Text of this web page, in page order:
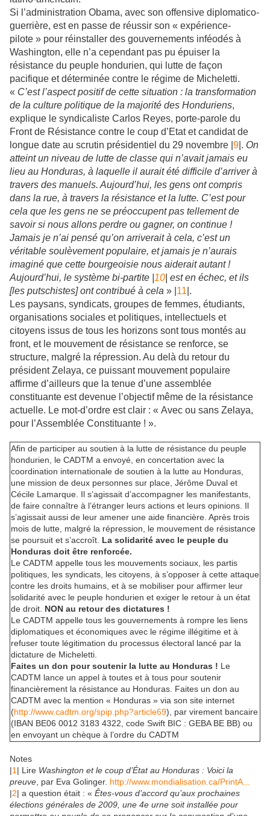
Si l’administration Obama, avec son offensive diplomatico-
guerrière, est en passe de réussir son « expérience-
pilote » pour réinstaller des gouvernements inféodés à
Washington, elle n’a cependant pas pu épuiser la
résistance du peuple hondurien, qui lutte de façon
pacifique et déterminée contre le régime de Micheletti.
« C’est l’aspect positif de cette situation : la transformation
de la culture politique de la majorité des Honduriens,
explique le syndicaliste Carlos Reyes, porte-parole du
Front de Résistance contre le coup d’Etat et candidat de
longue date au scrutin présidentiel du 29 novembre | 9 |. On
atteint un niveau de lutte de classe qui n’avait jamais eu
lieu au Honduras, à laquelle il aurait été difficile d’arriver à
travers des manuels. Aujourd’hui, les gens ont compris
dans la rue, à travers la résistance et la lutte. C’est pour
cela que les gens ne se préoccupent pas tellement de
savoir si nous allons perdre ou gagner, on continue !
Jamais je n’ai pensé qu’on arriverait à cela, c’est un
véritable soulèvement populaire, et jamais je n’aurais
imaginé que cette bourgeoisie nous aiderait autant !
Aujourd’hui, le système bi-partite | 10 | est en échec, et ils
[les putschistes] ont contribué à cela » | 11 |.
Les paysans, syndicats, groupes de femmes, étudiants,
organisations sociales et politiques, intellectuels et
citoyens issus de tous les horizons sont tous montés au
front, et le mouvement de résistance se renforce, se
structure, malgré la répression. Au delà du retour du
président Zelaya, ce puissant mouvement populaire
affirme d’ailleurs que la tenue d’une assemblée
constituante est devenue l’objectif même de la résistance
actuelle. Le mot-d’ordre est clair : « Avec ou sans Zelaya,
pour l’Assemblée Constituante ! ».
Afin de participer au soutien à la lutte de résistance du peuple
hondurien, le CADTM a envoyé, en concertation avec la
coordination internationale de soutien à la lutte au Honduras,
une mission de deux personnes sur place, Jérôme Duval et
Cécile Lamarque. Il s’agissait d’accompagner les manifestants,
de faire connaître à l’étranger leurs actions et leurs opinions. Il
s’agissait aussi de leur amener une aide financière. Après trois
mois de lutte, malgré la répression, le mouvement de résistance
se poursuit et s’accroît. La solidarité avec le peuple du
Honduras doit être renforcée.
Le CADTM appelle tous les mouvements sociaux, les partis
politiques, les syndicats, les citoyens, à s’opposer à cette attaque
contre les droits humains, et à se mobiliser pour affirmer leur
solidarité avec le peuple hondurien et exiger le retour à un état
de droit. NON au retour des dictatures !
Le CADTM appelle tous les gouvernements à rompre les liens
diplomatiques et économiques avec le régime illégitime et à
refuser toute légitimation du processus électoral lancé par la
dictature de Micheletti.
Faites un don pour soutenir la lutte au Honduras ! Le
CADTM lance un appel à toutes et à tous pour soutenir
financièrement la résistance au Honduras. Faites un don au
CADTM avec la mention « Honduras » via son site internet
(http://www.cadtm.org/spip.php?article69), par virement bancaire
(IBAN BE06 0012 3183 4322, code Swift BIC : GEBA BE BB) ou
en envoyant un chèque à l’ordre du CADTM
Notes
|1 | Lire Washington et le coup d’État au Honduras : Voici la
preuve , par Eva Golinger. http://www.mondialisation.ca/PrintA...
|2| a question était : « Êtes-vous d’accord qu’aux prochaines
élections générales de 2009, une 4e urne soit installée pour